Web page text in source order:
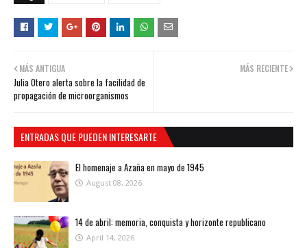
MÁS RECIENTE
MÁS ANTIGUA
Julia Otero alerta sobre la facilidad de
propagación de microorganismos
ENTRADAS QUE PUEDEN INTERESARTE
El homenaje a Azaña en mayo de 1945
August 08, 2026
14 de abril: memoria, conquista y horizonte republicano
April 14, 2026